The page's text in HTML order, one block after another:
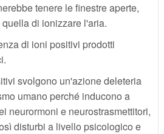
tenere le finestre aperte,
di ionizzare l'aria.
di ioni positivi prodotti
svolgono un'azione deleteria
umano perché inducono a
neurormoni e neurostrasmettitori,
disturbi a livello psicologico e